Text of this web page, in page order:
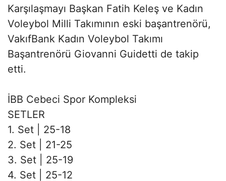
Karşılaşmayı Başkan Fatih Keleş ve Kadın
Voleybol Milli Takımının eski başantrenörü,
VakıfBank Kadın Voleybol Takımı
Başantrenörü Giovanni Guidetti de takip
etti.
İBB Cebeci Spor Kompleksi
SETLER
1. Set | 25-18
2. Set | 21-25
3. Set | 25-19
4. Set | 25-12